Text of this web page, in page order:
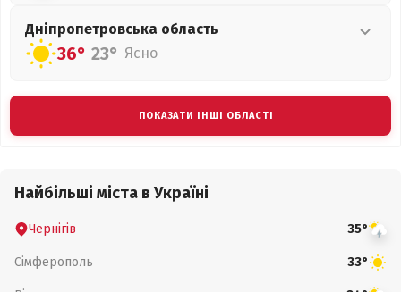
Дніпропетровська область
36° 23° Ясно
ПОКАЗАТИ ІНШІ ОБЛАСТІ
Найбільші міста в Україні
Чернігів 35°
Сімферополь 33°